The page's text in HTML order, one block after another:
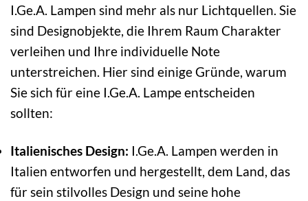
I.Ge.A. Lampen sind mehr als nur Lichtquellen. Sie
sind Designobjekte, die Ihrem Raum Charakter
verleihen und Ihre individuelle Note
unterstreichen. Hier sind einige Gründe, warum
Sie sich für eine I.Ge.A. Lampe entscheiden
sollten:
Italienisches Design: I.Ge.A. Lampen werden in
Italien entworfen und hergestellt, dem Land, das
für sein stilvolles Design und seine hohe